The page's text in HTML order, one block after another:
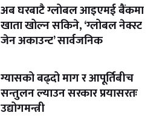
अब घरबाटै ग्लोबल आइएमई बैंकमा
खाता खोल्न सकिने, ‘ग्लोबल नेक्स्ट
जेन अकाउन्ट’ सार्वजनिक
ग्यासको बढ्दो माग र आपूर्तिबीच
सन्तुलन ल्याउन सरकार प्रयासरतः
उद्योगमन्त्री